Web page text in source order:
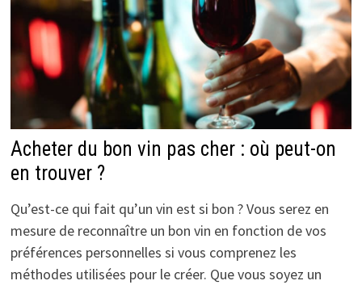
Acheter du bon vin pas cher : où peut-on
en trouver ?
Qu’est-ce qui fait qu’un vin est si bon ? Vous serez en
mesure de reconnaître un bon vin en fonction de vos
préférences personnelles si vous comprenez les
méthodes utilisées pour le créer. Que vous soyez un